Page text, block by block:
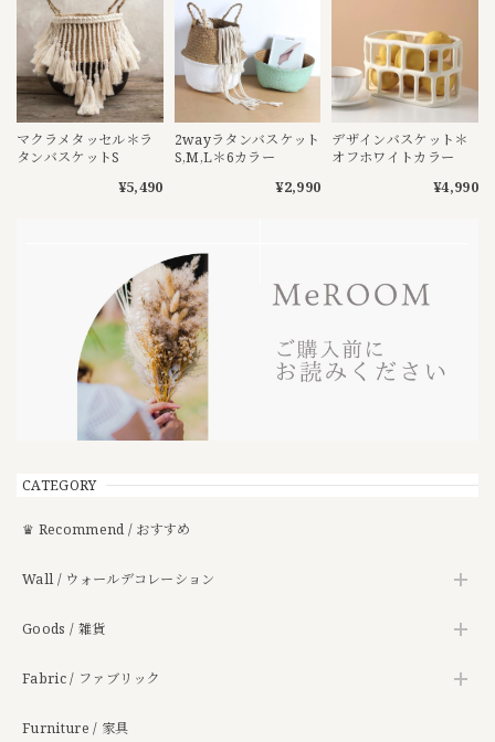
CATEGORY
♛ Recommend / おすすめ
Wall / ウォールデコレーション
Goods / 雑貨
Fabric / ファブリック
Furniture / 家具
マクラメタッセル＊ラ
タンバスケットS
¥5,490
2wayラタンバスケット
S,M,L＊6カラー
¥2,990
デザインバスケット＊
オフホワイトカラー
¥4,990